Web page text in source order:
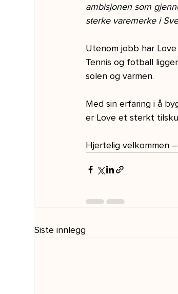
ambisjonen som
sterke varemerke i
Utenom jobb har
Tennis og fotball
solen og varmen.
Med sin erfaring i å
er Love et sterkt
Hjertelig velkommen
Siste innlegg